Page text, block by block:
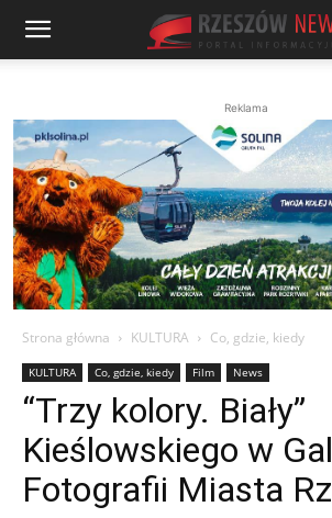
Reklama
Strona główna KULTURA Co, gdzie, kiedy
KULTURA Co, gdzie, kiedy Film News
“Trzy kolory. Biały”
Kieślowskiego w
Fotografii Miasta